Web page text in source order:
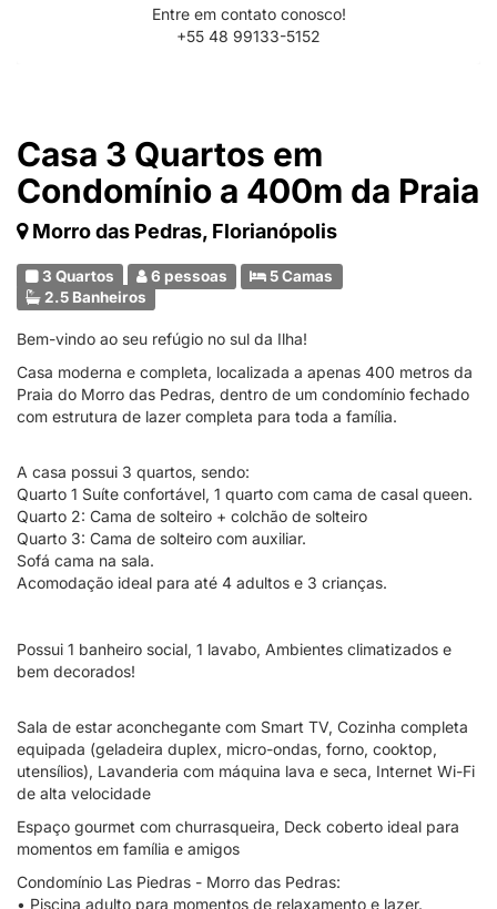
Casa 3 Quartos em
Condomínio a 400m da Praia
Morro das Pedras, Florianópolis
3 Quartos 6 pessoas
5 Camas
2.5 Banheiros
Bem-vindo ao seu refúgio no sul da Ilha!
Casa moderna e completa, localizada a apenas 400 metros da
Praia do Morro das Pedras, dentro de um condomínio fechado
com estrutura de lazer completa para toda a família.
A casa possui 3 quartos, sendo:
Quarto 1 Suíte confortável, 1 quarto com cama de casal queen.
Quarto 2: Cama de solteiro + colchão de solteiro
Quarto 3: Cama de solteiro com auxiliar.
Sofá cama na sala.
Acomodação ideal para até 4 adultos e 3 crianças.
Possui 1 banheiro social, 1 lavabo, Ambientes climatizados e
bem decorados!
Sala de estar aconchegante com Smart TV, Cozinha completa
equipada (geladeira duplex, micro-ondas, forno, cooktop,
utensílios), Lavanderia com máquina lava e seca, Internet Wi-Fi
de alta velocidade
Espaço gourmet com churrasqueira, Deck coberto ideal para
momentos em família e amigos
Condomínio Las Piedras - Morro das Pedras:
• Piscina adulto para momentos de relaxamento e lazer.
Entre em contato conosco!
+55 48 99133-5152